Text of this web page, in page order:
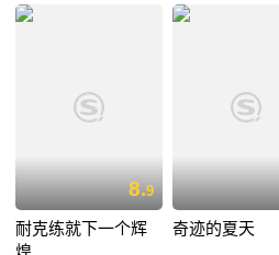
8.9
耐克练就下一个辉
奇迹的夏天